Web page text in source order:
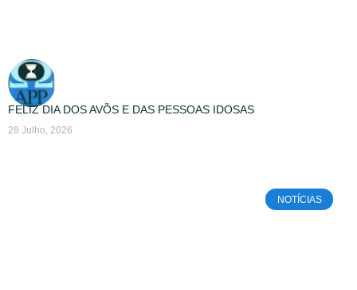
FELIZ DIA DOS AVÕS E DAS PESSOAS IDOSAS
28 Julho, 2026
NOTÍCIAS